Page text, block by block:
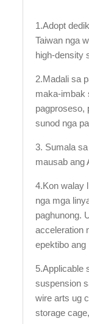
1.Adopt
Taiwan nga
high-density
2.Madali sa
maka-imbak
pagproseso,
sunod nga
3. Sumala
mausab ang
4.Kon walay
nga mga
paghunong.
acceleration
epektibo
5.Applicable
suspension
wire arts ug
storage